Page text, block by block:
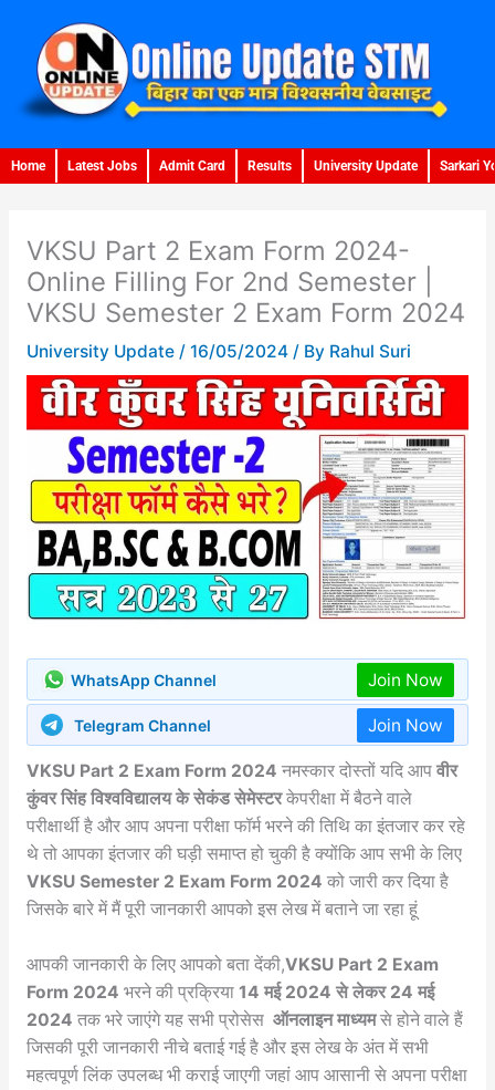
content
Home Latest Jobs Admit Card Results University Update Sarkari
VKSU Part 2 Exam Form 2024-
Online Filling For 2nd Semester |
VKSU Semester 2 Exam Form 2024
University Update/ 16/05/2024 / By Rahul Suri
WhatsApp Channel Join Now
Telegram Channel Join Now
VKSU Part 2 Exam Form 2024 नमस्कार दोस्तों यदि आप वीर
कुंवर सिंह विश्वविद्यालय के सेकंड सेमेस्टरकेपरीक्षा में बैठने वाले
परीक्षार्थी है और आप अपना परीक्षा फॉर्म भरने की तिथि का इंतजार कर रहे
थे तो आपका इंतजार की घड़ी समाप्त हो चुकी है क्योंकि आप सभी के लिए
VKSU Semester 2 Exam Form 2024 को जारी कर दिया है
जिसके बारे में मैं पूरी जानकारी आपको इस लेख में बताने जा रहा हूं
आपकी जानकारी के लिए आपको बता देंकी,VKSU Part 2 Exam
Form 2024 भरने की प्रक्रिया14 मई 2024 से लेकर 24 मई
2024 तक भरे जाएंगे यह सभी प्रोसेस ऑनलाइन माध्यमसे होने वाले हैं
जिसकी पूरी जानकारी नीचे बताई गई है और इस लेख के अंत में सभी
महत्वपूर्ण लिंक उपलब्ध भी कराई जाएगी जहां आप आसानी से अपना परीक्षा